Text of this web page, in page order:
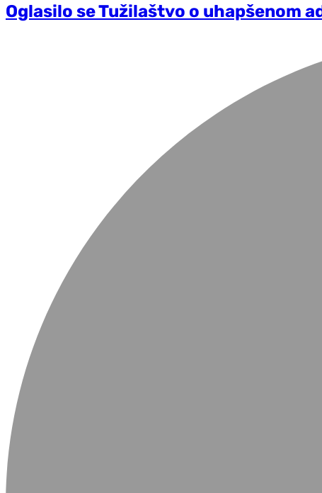
Oglasilo se Tužilaštvo o uhapšenom